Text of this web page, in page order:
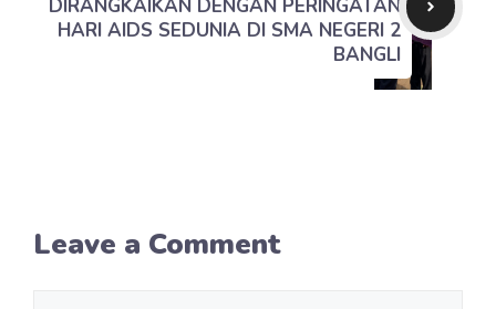
DIRANGKAIKAN DENGAN PERINGATAN
HARI AIDS SEDUNIA DI SMA NEGERI 2
BANGLI
Leave a Comment